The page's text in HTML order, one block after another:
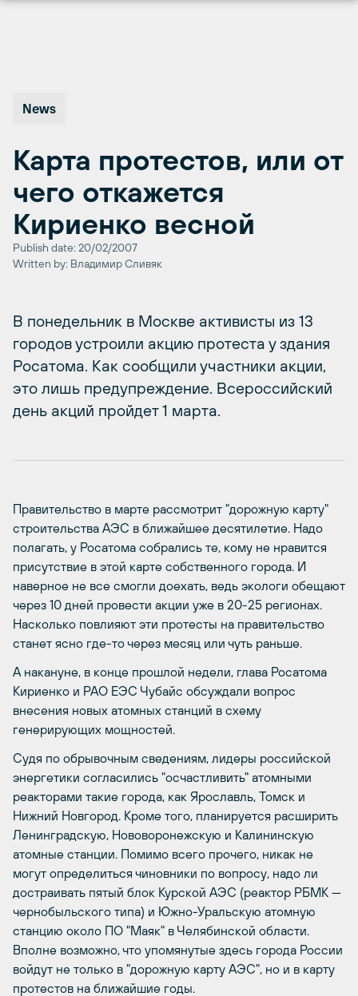
News
Карта протестов, или от
чего откажется
Кириенко весной
Publish date: 20/02/2007
Written by: Владимир Сливяк
В понедельник в Москве активисты из 13
городов устроили акцию протеста у здания
Росатома. Как сообщили участники акции,
это лишь предупреждение. Всероссийский
день акций пройдет 1 марта.
Правительство в марте рассмотрит "дорожную карту"
строительства АЭС в ближайшее десятилетие. Надо
полагать, у Росатома собрались те, кому не нравится
присутствие в этой карте собственного города. И
наверное не все смогли доехать, ведь экологи обещают
через 10 дней провести акции уже в 20-25 регионах.
Насколько повлияют эти протесты на правительство
станет ясно где-то через месяц или чуть раньше.
А накануне, в конце прошлой недели, глава Росатома
Кириенко и РАО ЕЭС Чубайс обсуждали вопрос
внесения новых атомных станций в схему
генерирующих мощностей.
Судя по обрывочным сведениям, лидеры российской
энергетики согласились "осчастливить" атомными
реакторами такие города, как Ярославль, Томск и
Нижний Новгород. Кроме того, планируется расширить
Ленинградскую, Нововоронежскую и Калининскую
атомные станции. Помимо всего прочего, никак не
могут определиться чиновники по вопросу, надо ли
достраивать пятый блок Курской АЭС (реактор РБМК —
чернобыльского типа) и Южно-Уральскую атомную
станцию около ПО "Маяк" в Челябинской области.
Вполне возможно, что упомянутые здесь города России
войдут не только в "дорожную карту АЭС", но и в карту
протестов на ближайшие годы.